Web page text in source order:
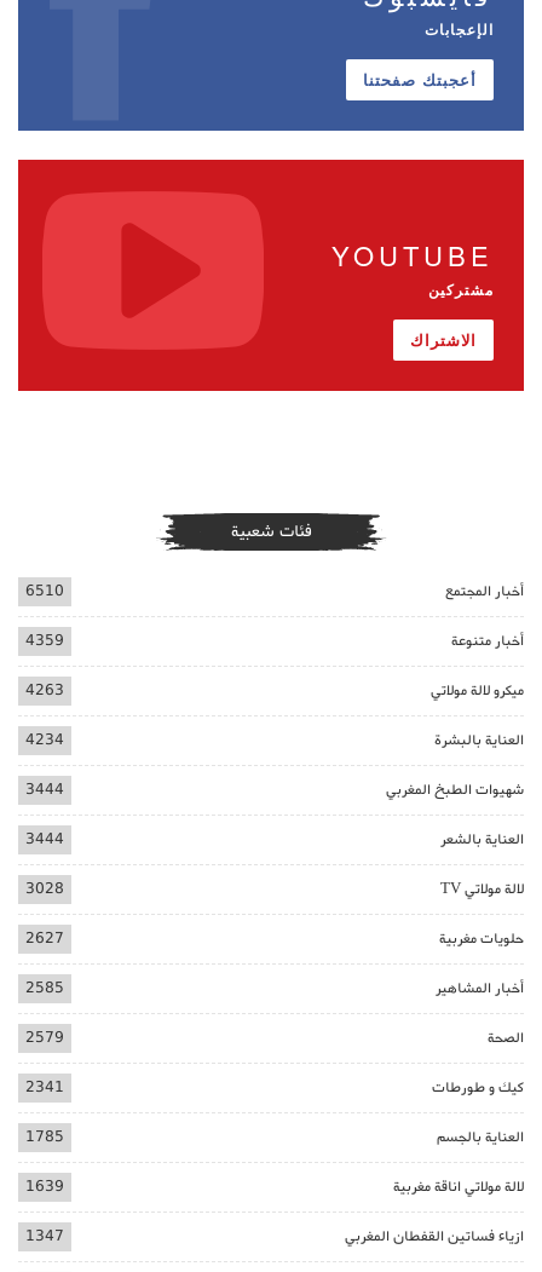
الإعجابات
أعجبتك صفحتنا
YOUTUBE
مشتركين
الاشتراك
فئات شعبية
أخبار المجتمع 6510
أخبار متنوعة 4359
ميكرو لالة مولاتي 4263
العناية بالبشرة 4234
شهيوات الطبخ المغربي 3444
العناية بالشعر 3444
لالة مولاتي TV 3028
حلويات مغربية 2627
أخبار المشاهير 2585
الصحة 2579
كيك و طورطات 2341
العناية بالجسم 1785
لالة مولاتي اناقة مغربية 1639
ازياء فساتين القفطان المغربي 1347